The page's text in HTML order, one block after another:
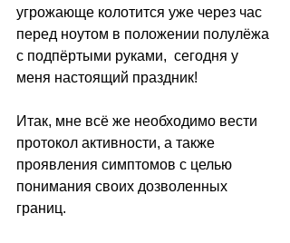
угрожающе колотится уже через час
перед ноутом в положении полулёжа
с подпёртыми руками,  сегодня у
меня настоящий праздник!
Итак, мне всё же необходимо вести
протокол активности, а также
проявления симптомов с целью
понимания своих дозволенных
границ.